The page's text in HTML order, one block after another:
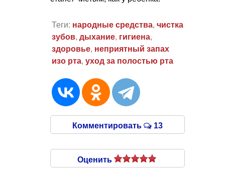
Теги: народные средства, чистка
зубов, дыхание, гигиена,
здоровье, неприятный запах
изо рта, уход за полостью рта
Комментировать 13
Оценить